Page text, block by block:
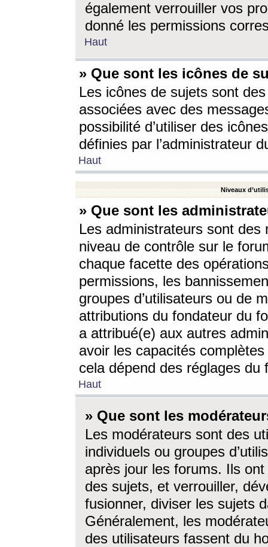
également verrouiller vos
donné les permissions
Haut
» Que sont les icônes de
Les icônes de sujets sont
associées avec des
possibilité d’utiliser des
définies par l’administrateur
Haut
Niveaux
» Que sont les
Les administrateurs sont
niveau de contrôle sur le
chaque facette des
permissions, les
groupes d’utilisateurs ou de
attributions du fondateur du
a attribué(e) aux autres
avoir les capacités
cela dépend des réglages du
Haut
» Que sont les
Les modérateurs sont des
individuels ou groupes
après jour les forums. Ils ont
des sujets, et verrouiller,
fusionner, diviser les sujets
Généralement, les
des utilisateurs fassent du